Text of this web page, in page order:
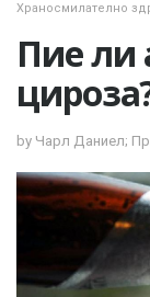
Храносмилателно
Пие ли
by Чарл Даниел;